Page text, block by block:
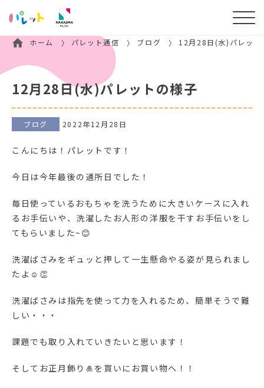
ホーム パレット通信 ブログ 12月28日(水)パレット
12月28日(水)パレットの様子
ブログ 2022年12月28日
こんにちは！パレットです！
今日は今年最後の通所日でした！
毎日使っているおもちゃを洗うために大きいケースに入れ
るお手伝いや、洗濯したお人形の洋服を干すお手伝いをし
てもらいました~😊
洗濯ばさみをギュッと押して一生懸命やる姿が見られまし
たよ☺👏
洗濯ばさみは指先を使って力を入れるため、簡単そうで難
しい・・・
課題でも取り入れていきたいと思います！
そしてお正月飾り🎍を買いにお買い物へ！！